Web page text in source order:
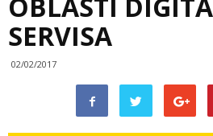
SERVISA
02/02/2017